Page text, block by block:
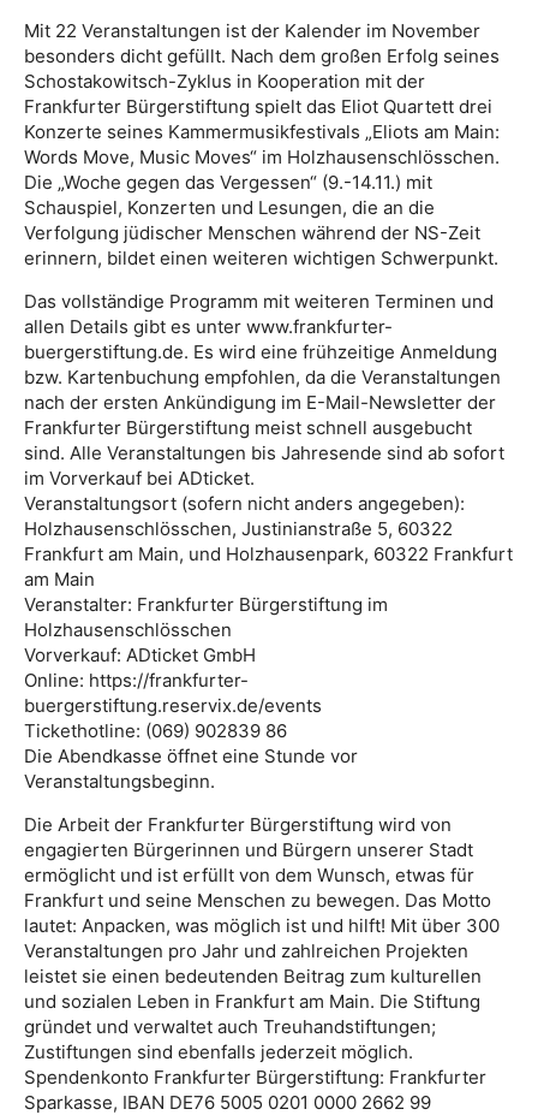
Mit 22 Veranstaltungen ist der Kalender im November
besonders dicht gefüllt. Nach dem großen Erfolg seines
Schostakowitsch-Zyklus in Kooperation mit der
Frankfurter Bürgerstiftung spielt das Eliot Quartett drei
Konzerte seines Kammermusikfestivals „Eliots am Main:
Words Move, Music Moves“ im Holzhausenschlösschen.
Die „Woche gegen das Vergessen“ (9.-14.11.) mit
Schauspiel, Konzerten und Lesungen, die an die
Verfolgung jüdischer Menschen während der NS-Zeit
erinnern, bildet einen weiteren wichtigen Schwerpunkt.
Das vollständige Programm mit weiteren Terminen und
allen Details gibt es unter www.frankfurter-
buergerstiftung.de. Es wird eine frühzeitige Anmeldung
bzw. Kartenbuchung empfohlen, da die Veranstaltungen
nach der ersten Ankündigung im E-Mail-Newsletter der
Frankfurter Bürgerstiftung meist schnell ausgebucht
sind. Alle Veranstaltungen bis Jahresende sind ab sofort
im Vorverkauf bei ADticket.
Veranstaltungsort (sofern nicht anders angegeben):
Holzhausenschlösschen, Justinianstraße 5, 60322
Frankfurt am Main, und Holzhausenpark, 60322 Frankfurt
am Main
Veranstalter: Frankfurter Bürgerstiftung im
Holzhausenschlösschen
Vorverkauf: ADticket GmbH
Online: https://frankfurter-
buergerstiftung.reservix.de/events
Tickethotline: (069) 902839 86
Die Abendkasse öffnet eine Stunde vor
Veranstaltungsbeginn.
Die Arbeit der Frankfurter Bürgerstiftung wird von
engagierten Bürgerinnen und Bürgern unserer Stadt
ermöglicht und ist erfüllt von dem Wunsch, etwas für
Frankfurt und seine Menschen zu bewegen. Das Motto
lautet: Anpacken, was möglich ist und hilft! Mit über 300
Veranstaltungen pro Jahr und zahlreichen Projekten
leistet sie einen bedeutenden Beitrag zum kulturellen
und sozialen Leben in Frankfurt am Main. Die Stiftung
gründet und verwaltet auch Treuhandstiftungen;
Zustiftungen sind ebenfalls jederzeit möglich.
Spendenkonto Frankfurter Bürgerstiftung: Frankfurter
Sparkasse, IBAN DE76 5005 0201 0000 2662 99